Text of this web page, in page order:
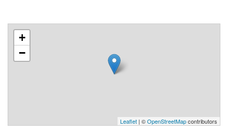
+
−
Leaflet | ©OpenStreetMapcontributors